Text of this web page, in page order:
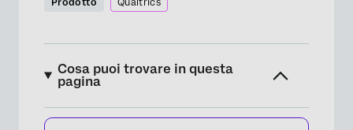
Prodotto Qualtrics
Cosa puoi trovare in questa
pagina
Informazioni sui Widget Riepilogo piano